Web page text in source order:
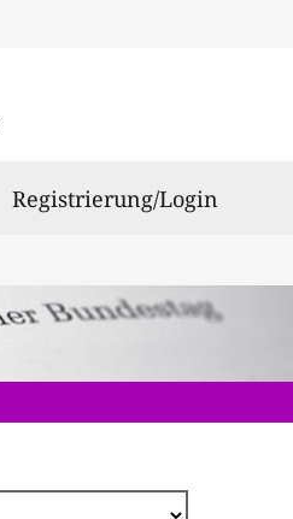
Registrierung/Login